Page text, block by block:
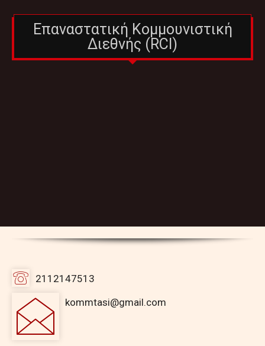
Επαναστατική Κομμουνιστική
Διεθνής (RCI)
2112147513
kommtasi@gmail.com